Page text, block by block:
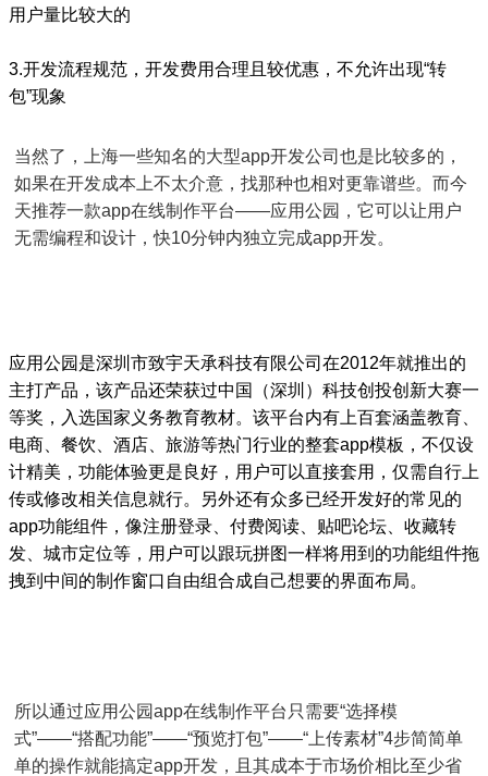
用户量比较大的
3.开发流程规范，开发费用合理且较优惠，不允许出现“转
包”现象
当然了，上海一些知名的大型app开发公司也是比较多的，
如果在开发成本上不太介意，找那种也相对更靠谱些。而今
天推荐一款app在线制作平台——应用公园，它可以让用户
无需编程和设计，快10分钟内独立完成app开发。
应用公园是深圳市致宇天承科技有限公司在2012年就推出的
主打产品，该产品还荣获过中国（深圳）科技创投创新大赛一
等奖，入选国家义务教育教材。该平台内有上百套涵盖教育、
电商、餐饮、酒店、旅游等热门行业的整套app模板，不仅设
计精美，功能体验更是良好，用户可以直接套用，仅需自行上
传或修改相关信息就行。另外还有众多已经开发好的常见的
app功能组件，像注册登录、付费阅读、贴吧论坛、收藏转
发、城市定位等，用户可以跟玩拼图一样将用到的功能组件拖
拽到中间的制作窗口自由组合成自己想要的界面布局。
所以通过应用公园app在线制作平台只需要“选择模
式”——“搭配功能”——“预览打包”——“上传素材”4步简简单
单的操作就能搞定app开发，且其成本于市场价相比至少省